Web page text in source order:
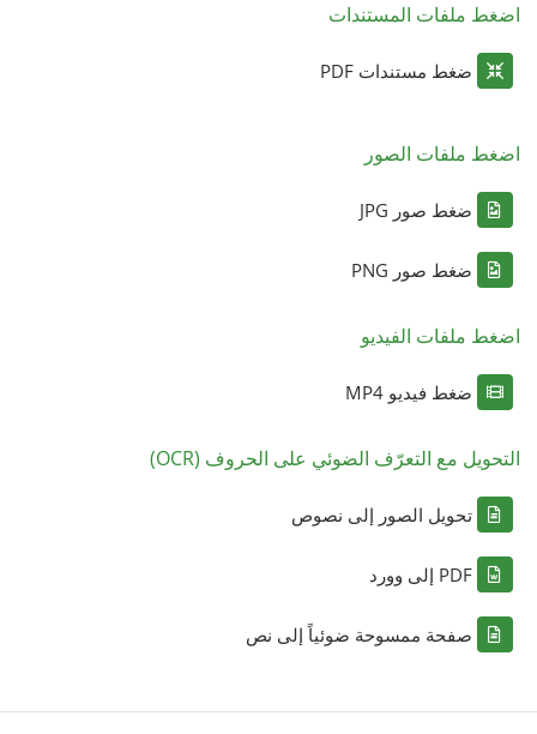
اضغط ملفات المستندات
ضغط مستندات PDF
اضغط ملفات الصور
ضغط صور JPG
ضغط صور PNG
اضغط ملفات الفيديو
ضغط فيديو MP4
التحويل مع التعرّف الضوئي على الحروف (OCR)
تحويل الصور إلى نصوص
PDF إلى وورد
صفحة ممسوحة ضوئياً إلى نص